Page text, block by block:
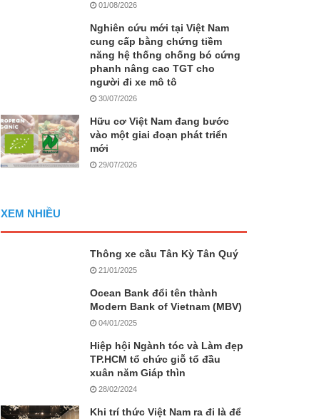
01/08/2026
Nghiên cứu mới tại Việt Nam
cung cấp bằng chứng tiềm
năng hệ thống chống bó cứng
phanh nâng cao TGT cho
người đi xe mô tô
30/07/2026
Hữu cơ Việt Nam đang bước
vào một giai đoạn phát triển
mới
29/07/2026
XEM NHIỀU
Thông xe cầu Tân Kỳ Tân Quý
21/01/2025
Ocean Bank đổi tên thành
Modern Bank of Vietnam (MBV)
04/01/2025
Hiệp hội Ngành tóc và Làm đẹp
TP.HCM tổ chức giỗ tổ đầu
xuân năm Giáp thìn
28/02/2024
Khi trí thức Việt Nam ra đi là để